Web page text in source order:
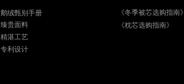
鹅绒甄别手册
精湛工艺
臻贵面料
专利设计
《冬季被芯选购指南》
《枕芯选购指南》